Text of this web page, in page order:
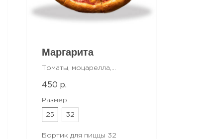
Маргарита
Томаты, моцарелла,
соус, соус песто
450 р.
Размер
25 32
Бортик для пиццы 32